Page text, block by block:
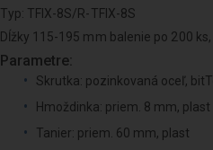
Typ: TFIX-8S/R-TFIX-8S
Dĺžky 115-195 mm balenie po 200
Parametre:
Skrutka: pozinkovaná oceľ,
Hmoždinka: priem. 8 mm, plast
Tanier: priem. 60 mm, plast